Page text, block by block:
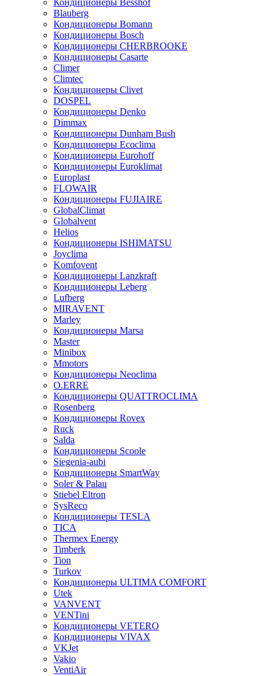
Кондиционеры Besshof
Blauberg
Кондиционеры Bomann
Кондиционеры Bosch
Кондиционеры CHERBROOKE
Кондиционеры Casarte
Climer
Climtec
Кондиционеры Clivet
DOSPEL
Кондиционеры Denko
Dimmax
Кондиционеры Dunham Bush
Кондиционеры Ecoclima
Кондиционеры Eurohoff
Кондиционеры Euroklimat
Europlast
FLOWAIR
Кондиционеры FUJIAIRE
GlobalClimat
Globalvent
Helios
Кондиционеры ISHIMATSU
Joyclima
Komfovent
Кондиционеры Lanzkraft
Кондиционеры Leberg
Lufberg
MIRAVENT
Marley
Кондиционеры Marsa
Master
Minibox
Mmotors
Кондиционеры Neoclima
O.ERRE
Кондиционеры QUATTROCLIMA
Rosenberg
Кондиционеры Rovex
Ruck
Salda
Кондиционеры Scoole
Siegenia-aubi
Кондиционеры SmartWay
Soler & Palau
Stiebel Eltron
SysReco
Кондиционеры TESLA
TICA
Thermex Energy
Timberk
Tion
Turkov
Кондиционеры ULTIMA COMFORT
Utek
VANVENT
VENTini
Кондиционеры VETERO
Кондиционеры VIVAX
VKJet
Vakio
VentiAir